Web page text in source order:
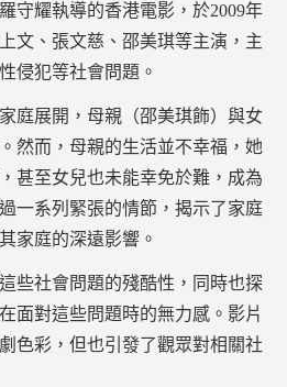
守耀執導的香港電影，於2009年
文、張文慈、邵美琪等主演，主
侵犯等社會問題。
庭展開，母親（邵美琪飾）與女
然而，母親的生活並不幸福，她
甚至女兒也未能幸免於難，成為
一系列緊張的情節，揭示了家庭
家庭的深遠影響。
些社會問題的殘酷性，同時也探
面對這些問題時的無力感。影片
色彩，但也引發了觀眾對相關社